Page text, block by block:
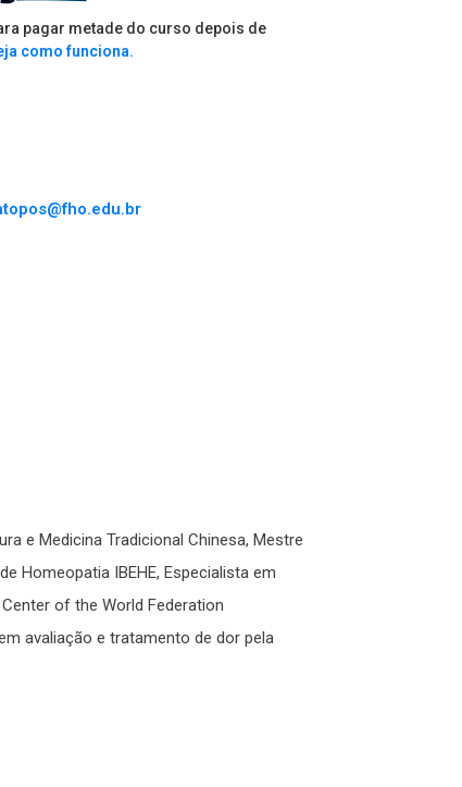
pagar metade do curso depois de
como funciona.
e Medicina Tradicional Chinesa, Mestre
Homeopatia IBEHE, Especialista em
of the World Federation
avaliação e tratamento de dor pela